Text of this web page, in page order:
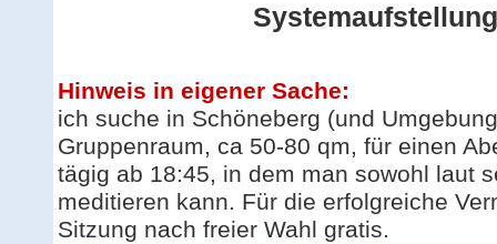
Hinweis in eigener Sache:
ich suche in Schöneberg (und
Gruppenraum, ca 50-80 qm, für einen
tägig ab 18:45, in dem man sowohl laut
meditieren kann. Für die erfolgreiche
Sitzung nach freier Wahl gratis.